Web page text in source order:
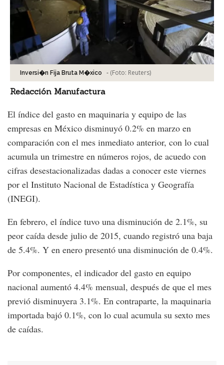
Inversi�n Fija Bruta M�xico - (Foto: Reuters)
Redacción Manufactura
El índice del gasto en maquinaria y equipo de las
empresas en México disminuyó 0.2% en marzo en
comparación con el mes inmediato anterior, con lo cual
acumula un trimestre en números rojos, de acuedo con
cifras desestacionalizadas dadas a conocer este viernes
por el Instituto Nacional de Estadística y Geografía
(INEGI).
En febrero, el índice tuvo una disminución de 2.1%, su
peor caída desde julio de 2015, cuando registró una baja
de 5.4%. Y en enero presentó una disminución de 0.4%.
Por componentes, el indicador del gasto en equipo
nacional aumentó 4.4% mensual, después de que el mes
previó disminuyera 3.1%. En contraparte, la maquinaria
importada bajó 0.1%, con lo cual acumula su sexto mes
de caídas.